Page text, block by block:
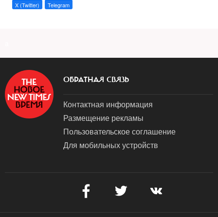
X (Twitter) Telegram
ОБРАТНАЯ СВЯЗЬ
Контактная информация
Размещение рекламы
Пользовательское соглашение
Для мобильных устройств